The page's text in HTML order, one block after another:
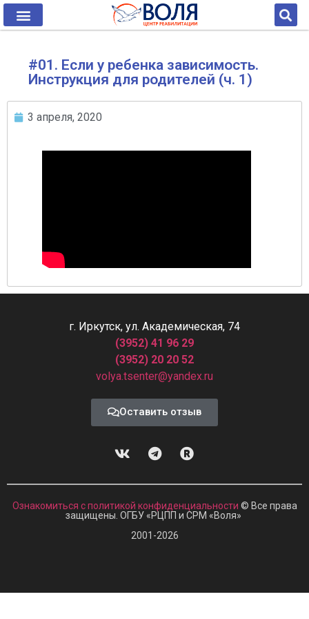
#01. Если у ребенка зависимость.
Инструкция для родителей (ч. 1)
3 апреля, 2020
г. Иркутск, ул. Академическая, 74
(3952) 41 96 29
(3952) 20 20 52
volya.tsenter@yandex.ru
Оставить отзыв
Ознакомиться с политикой конфиденциальности © Все права
защищены. ОГБУ «РЦПП и СРМ «Воля»
2001-2026